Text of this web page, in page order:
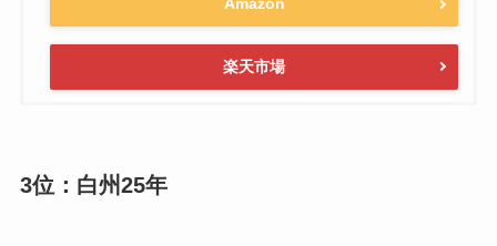
Amazon
楽天市場
3位：白州25年